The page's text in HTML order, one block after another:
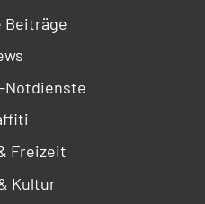
Beiträge
Notdienste
Freizeit
Kultur